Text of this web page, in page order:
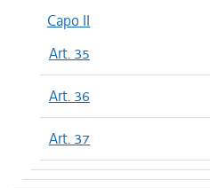
Capo II
Art. 35
Art. 36
Art. 37